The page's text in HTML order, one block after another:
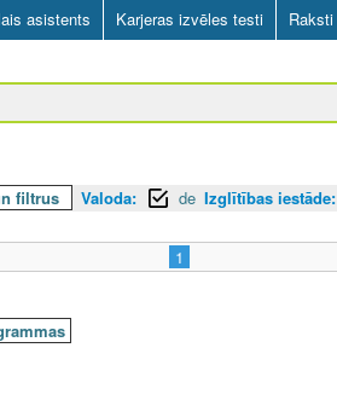
asistents Karjeras izvēles testi Raksti
filtrus Valoda: de Izglītības iestāde:
1